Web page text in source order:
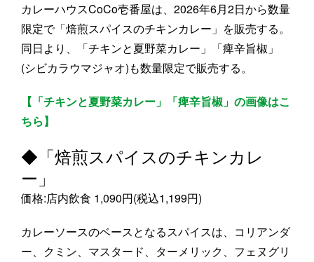
カレーハウスCoCo壱番屋は、2026年6月2日から数量
限定で「焙煎スパイスのチキンカレー」を販売する。
同日より、「チキンと夏野菜カレー」「痺辛旨椒」
(シビカラウマジャオ)も数量限定で販売する。
【「チキンと夏野菜カレー」「痺辛旨椒」の画像はこ
ちら】
◆「焙煎スパイスのチキンカレ
ー」
価格:店内飲食 1,090円(税込1,199円)
カレーソースのベースとなるスパイスは、コリアンダ
ー、クミン、マスタード、ターメリック、フェヌグリ